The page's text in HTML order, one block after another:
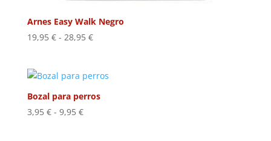
Arnes Easy Walk Negro
19,95 € - 28,95 €Rango
desde
19,95 €
Bozal para perros
3,95 € - 9,95 €Rango